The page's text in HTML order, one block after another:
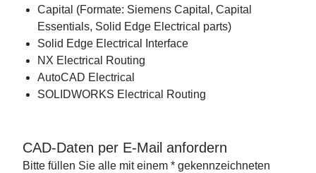
Capital (Formate: Siemens Capital, Capital
Essentials, Solid Edge Electrical parts)
Solid Edge Electrical Interface
NX Electrical Routing
AutoCAD Electrical
SOLIDWORKS Electrical Routing
CAD-Daten per E-Mail anfordern
Bitte füllen Sie alle mit einem * gekennzeichneten